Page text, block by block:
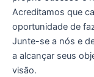
Acreditamos que
oportunidade de
Junte-se a nós e
a alcançar seus
visão.